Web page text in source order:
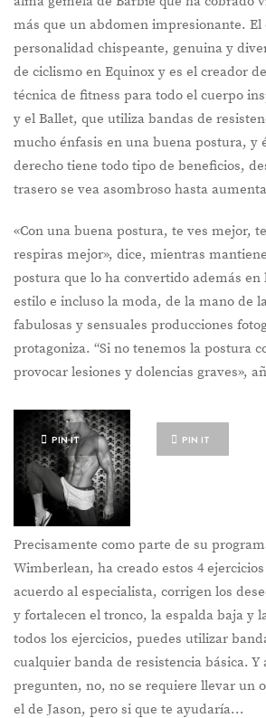
más que un abdomen impresionante.
personalidad chispeante, genuina y
de ciclismo en Equinox y es el creador
técnica de fitness para todo el cuerpo
y el Ballet, que utiliza bandas de
mucho énfasis en una buena postura, y
derecho tiene todo tipo de beneficios,
trasero se vea asombroso hasta
«Con una buena postura, te ves mejor,
respiras mejor», dice, mientras
postura que lo ha convertido además
estilo e incluso la moda, de la mano de
fabulosas y sensuales producciones
protagoniza. “Si no tenemos la postura
provocar lesiones y dolencias graves»,
PIN IT PIN IT
Precisamente como parte de su
Wimberlean, ha creado estos 4
acuerdo al especialista, corrigen los
y fortalecen el tronco, la espalda baja y
todos los ejercicios, puedes utilizar
cualquier banda de resistencia básica. Y
pregunten, no, no se requiere llevar un
el de Jason, pero si que te ayudaría…